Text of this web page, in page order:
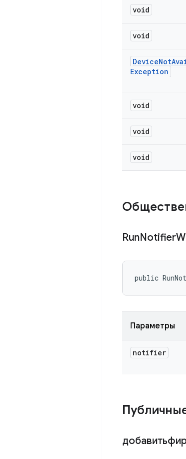
void
void
DeviceNot
Exception
void
void
void
RunNotifier
public
Параметры
notifier